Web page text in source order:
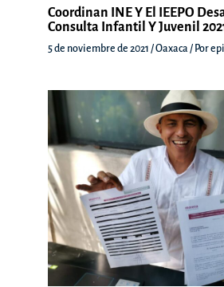
Coordinan INE Y El IEEPO
Consulta Infantil Y Juvenil
5 de noviembre de 2021 /Oaxaca / Por